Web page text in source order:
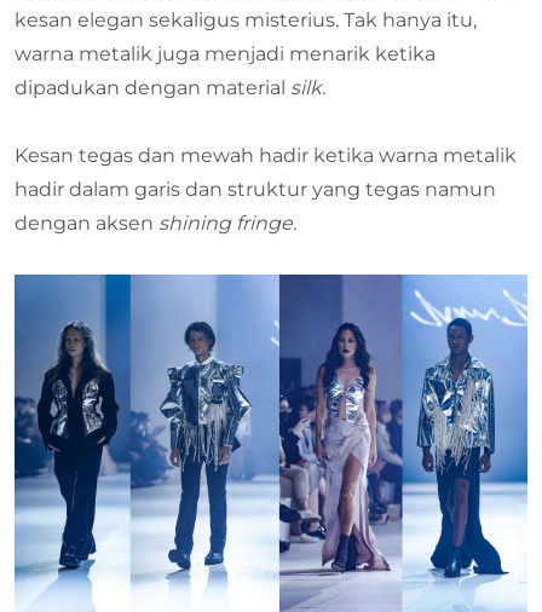
kesan elegan sekaligus misterius. Tak hanya itu,
warna metalik juga menjadi menarik ketika
dipadukan dengan material silk.
Kesan tegas dan mewah hadir ketika warna metalik
hadir dalam garis dan struktur yang tegas namun
dengan aksen shining fringe.